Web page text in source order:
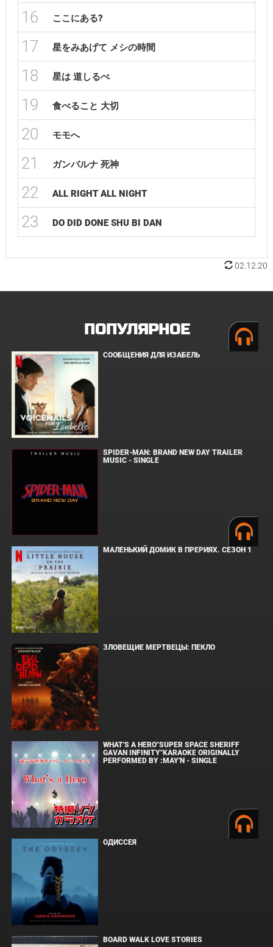
16 ここにある?
17 星をみあげて メシの時間
18 星は 道しるべ
19 食べること 大切
20 モモへ
21 ガンバルナ 死神
22 ALL RIGHT ALL NIGHT
23 DO DID DONE SHU BI DAN
02.12.20
ПОПУЛЯРНОЕ
СООБЩЕНИЯ ДЛЯ ИЗАБЕЛЬ
SPIDER-MAN: BRAND NEW DAY TRAILER
MUSIC - SINGLE
МАЛЕНЬКИЙ ДОМИК В ПРЕРИЯХ. СЕЗОН 1
ЗЛОВЕЩИЕ МЕРТВЕЦЫ: ПЕКЛО
WHAT'S A HERO"SUPER SPACE SHERIFF
GAVAN INFINITY"KARAOKE ORIGINALLY
PERFORMED BY :MAY'N - SINGLE
ОДИССЕЯ
BOARD WALK LOVE STORIES